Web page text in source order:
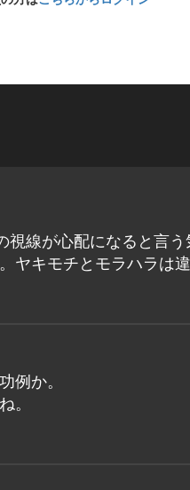
線が心配になると言
ヤキモチとモラハラは
例か。
。